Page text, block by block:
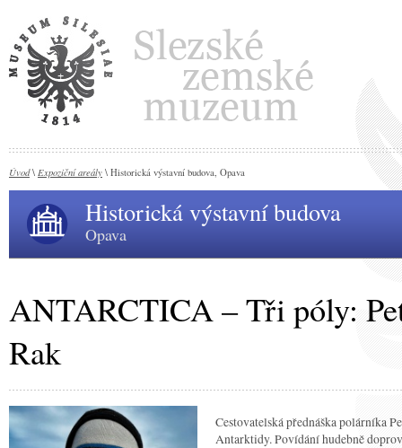
Úvod\ Expoziční areály \ Historická výstavní budova, Opava
Historická výstavní budova
Opava
ANTARCTICA – Tři póly:
Rak
Cestovatelská přednáška polárníka
Antarktidy. Povídání hudebně